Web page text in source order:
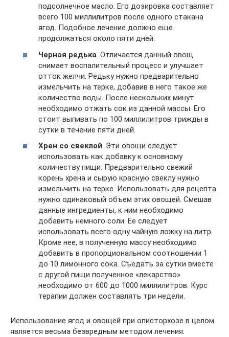
подсолнечное масло. Его дозировка составляет
всего 100 миллилитров после одного стакана
ягод. Подобное лечение должно еще
продолжаться около пяти дней.
Черная редька. Отличается данный овощ
снимает воспалительный процесс и улучшает
отток желчи. Редьку нужно предварительно
измельчить на терке, добавив в него такое же
количество воды. После нескольких минут
необходимо отжать сок из данной массы. Его
стоит выпивать по 100 миллилитров трижды в
сутки в течение пяти дней.
Хрен со свеклой. Эти овощи следует
использовать как добавку к основному
количеству пищи. Предварительно свежий
корень хрена и сырую красную свеклу нужно
измельчить на терке. Использовать для рецепта
нужно одинаковый объем этих овощей. Смешав
данные ингредиенты, к ним необходимо
добавить немного соли. Ее следует
использовать всего одну чайную ложку на литр.
Кроме нее, в полученную массу необходимо
добавить в пропорциональном соотношении 1
до 10 лимонного сока. Съедать за сутки вместе
с другой пищи полученное «лекарство»
необходимо от 600 до 1000 миллилитров. Курс
терапии должен составлять три недели.
Использование ягод и овощей при описторхозе в целом
является весьма безвредным методом лечения.